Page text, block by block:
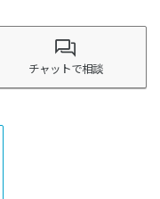
チャットで相談